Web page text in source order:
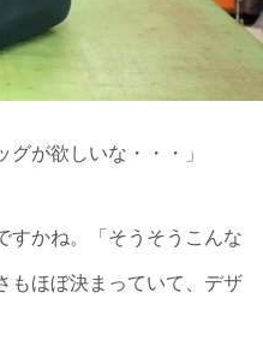
グが欲しいな・・・」
すかね。「そうそうこんな
もほぼ決まっていて、デザ